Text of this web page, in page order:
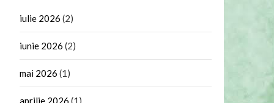
iulie 2026 (2)
iunie 2026 (2)
mai 2026 (1)
aprilie 2026 (1)